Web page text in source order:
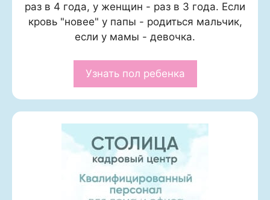
раз в 4 года, у женщин - раз в 3 года. Если
кровь "новее" у папы - родиться мальчик,
если у мамы - девочка.
Узнать пол ребенка